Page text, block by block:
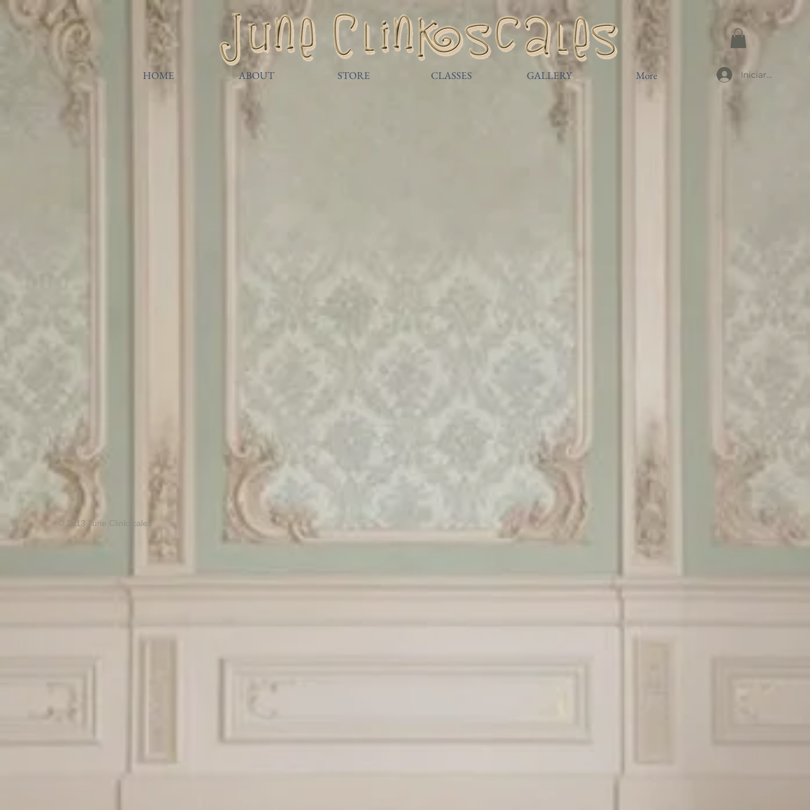
HOME ABOUT STORE CLASSES GALLERY More Iniciar sesión
© 2013 June Clinkscales